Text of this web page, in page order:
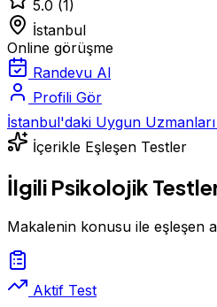
5.0 (1)
İstanbul
Online görüşme
Randevu Al
Profili Gör
İstanbul'daki Uygun
İçerikle Eşleşen Testler
İlgili Psikolojik
Makalenin konusu ile eşleşen
Aktif Test